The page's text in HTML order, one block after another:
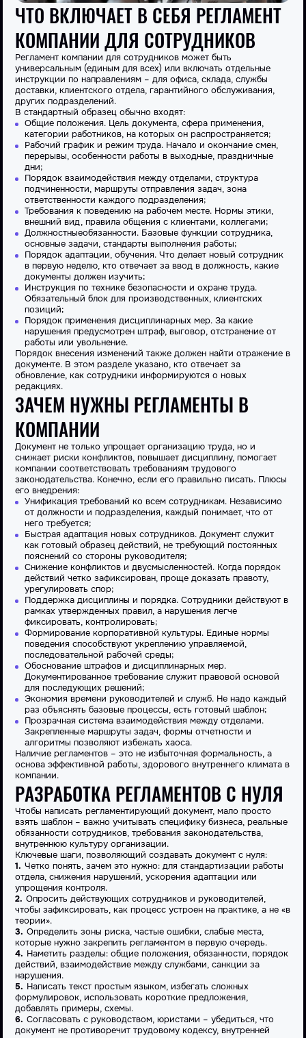
ЧТО ВКЛЮЧАЕТ В СЕБЯ РЕГЛАМЕНТ
КОМПАНИИ ДЛЯ СОТРУДНИКОВ
Регламент компании для сотрудников может быть
универсальным (единым для всех) или включать отдельные
инструкции по направлениям – для офиса, склада, службы
доставки, клиентского отдела, гарантийного обслуживания,
других подразделений.
В стандартный образец обычно входят:
Общие положения. Цель документа, сфера применения,
категории работников, на которых он распространяется;
Рабочий график и режим труда. Начало и окончание смен,
перерывы, особенностиработы в выходные, праздничные
дни;
Порядок взаимодействия между отделами, структура
подчиненности, маршрутыотправления задач, зона
ответственности каждого подразделения;
Требования к поведению на рабочем месте. Нормы этики,
внешний вид, правила общения с клиентами, коллегами;
Должностныеобязанности. Базовые функции сотрудника,
основные задачи, стандарты выполненияработы;
Порядок адаптации, обучения. Что делаетновый сотрудник
в первую неделю, кто отвечает за ввод в должность, какие
документы должен изучить;
Инструкция по технике безопасности и охране труда.
Обязательный блок для производственных, клиентских
позиций;
Порядок применения дисциплинарных мер. За какие
нарушения предусмотренштраф, выговор, отстранение от
работы или увольнение.
Порядок внесения изменений также должен найти отражение в
документе. В этом разделе указано, кто отвечает за
обновление, как сотрудники информируются о новых
редакциях.
ЗАЧЕМ НУЖНЫ РЕГЛАМЕНТЫ В
КОМПАНИИ
Документ не только упрощает организацию труда, но и
снижает риски конфликтов, повышает дисциплину, помогает
компании соответствовать требованиям трудового
законодательства. Конечно, если его правильно писать. Плюсы
его внедрения:
Унификация требований ко всем сотрудникам. Независимо
от должности и подразделения, каждый понимает, что от
него требуется;
Быстраяадаптация новых сотрудников. Документ служит
как готовыйобразец действий, не требующий постоянных
пояснений со стороны руководителя;
Снижение конфликтов и двусмысленностей. Когда порядок
действий четко зафиксирован, проще доказать правоту,
урегулировать спор;
Поддержка дисциплины и порядка. Сотрудники действуют в
рамках утвержденных правил, а нарушения легче
фиксировать, контролировать;
Формирование корпоративной культуры. Единые нормы
поведения способствуют укреплению управляемой,
последовательной рабочей среды;
Обоснованиештрафов и дисциплинарных мер.
Документированное требование служит правовой основой
для последующих решений;
Экономия времени руководителей ислужб. Не надо каждый
раз объяснять базовые процессы, есть готовыйшаблон;
Прозрачнаясистема взаимодействия между отделами.
Закрепленные маршруты задач, формы отчетности и
алгоритмы позволяют избежать хаоса.
Наличие регламентов – это не избыточная формальность, а
основа эффективной работы, здорового внутреннего климата в
компании.
РАЗРАБОТКА РЕГЛАМЕНТОВ С НУЛЯ
Чтобы написать регламентирующий документ, мало просто
взять шаблон – важно учитывать специфику бизнеса, реальные
обязанности сотрудников, требования законодательства,
внутреннюю культуру организации.
Ключевые шаги, позволяющий создавать документ с нуля:
Четко понять, зачем это нужно: для стандартизацииработы
отдела, снижения нарушений, ускорения адаптации или
упрощения контроля.
Опросить действующих сотрудников и руководителей,
чтобы зафиксировать, как процесс устроен на практике, а не «в
теории».
Определить зоны риска, частые ошибки, слабые места,
которые нужно закрепить регламентом в первую очередь.
Наметить разделы: общие положения, обязанности, порядок
действий, взаимодействие между службами, санкции за
нарушения.
Написать текст простым языком, избегать сложных
формулировок, использовать короткие предложения,
добавлять примеры, схемы.
Согласовать с руководством, юристами – убедиться, что
документ не противоречит трудовому кодексу, внутренней